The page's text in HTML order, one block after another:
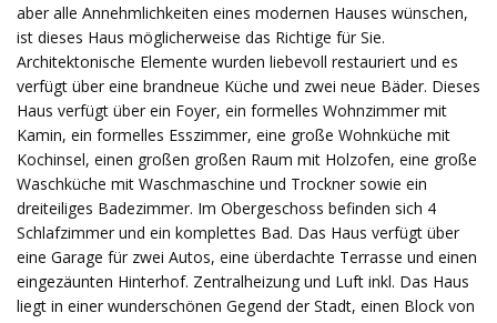
aber alle Annehmlichkeiten eines modernen Hauses wünschen,
ist dieses Haus möglicherweise das Richtige für Sie.
Architektonische Elemente wurden liebevoll restauriert und es
verfügt über eine brandneue Küche und zwei neue Bäder. Dieses
Haus verfügt über ein Foyer, ein formelles Wohnzimmer mit
Kamin, ein formelles Esszimmer, eine große Wohnküche mit
Kochinsel, einen großen großen Raum mit Holzofen, eine große
Waschküche mit Waschmaschine und Trockner sowie ein
dreiteiliges Badezimmer. Im Obergeschoss befinden sich 4
Schlafzimmer und ein komplettes Bad. Das Haus verfügt über
eine Garage für zwei Autos, eine überdachte Terrasse und einen
eingezäunten Hinterhof. Zentralheizung und Luft inkl. Das Haus
liegt in einer wunderschönen Gegend der Stadt, einen Block von